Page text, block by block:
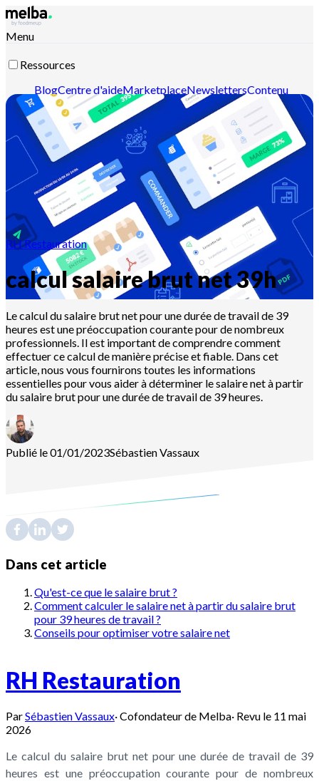
Menu
Ressources
BlogCentre d'aideMarketplaceNewslettersContenu
intelligentDocumentation APIDocumentation MCP
Contactez-nousDécouvrir melba
RH Restauration
calcul salaire brut net 39h
Le calcul du salaire brut net pour une durée de travail de 39
heures est une préoccupation courante pour de nombreux
professionnels. Il est important de comprendre comment
effectuer ce calcul de manière précise et fiable. Dans cet
article, nous vous fournirons toutes les informations
essentielles pour vous aider à déterminer le salaire net à partir
du salaire brut pour une durée de travail de 39 heures.
Publié le 01/01/2023SébastienVassaux
Dans cet article
Qu'est-ce que le salaire brut ?
Comment calculer le salaire net à partir du salaire brut
pour 39 heures de travail ?
Conseils pour optimiser votre salaire net
RH Restauration
ParSébastien Vassaux·Cofondateur de Melba· Revu le 11 mai
2026
Le calcul du salaire brut net pour une durée de travail de 39
heures est une préoccupation courante pour de nombreux